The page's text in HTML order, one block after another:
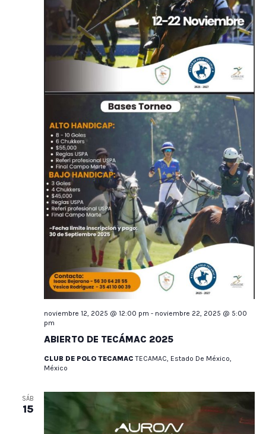
ABIERTO DE TECÁMAC 2025
noviembre 12, 2025 @ 12:00 pm - noviembre 22, 2025 @ 5:00
pm
CLUB DE POLO TECAMACTECAMAC, Estado De México,
México
SÁB
15